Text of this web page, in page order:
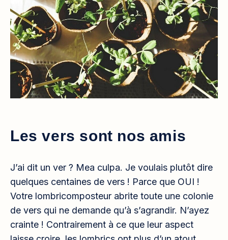
Les vers sont nos amis
J’ai dit un ver ? Mea culpa. Je voulais plutôt dire
quelques centaines de vers ! Parce que OUI !
Votre lombricomposteur abrite toute une colonie
de vers qui ne demande qu’à s’agrandir. N’ayez
crainte ! Contrairement à ce que leur aspect